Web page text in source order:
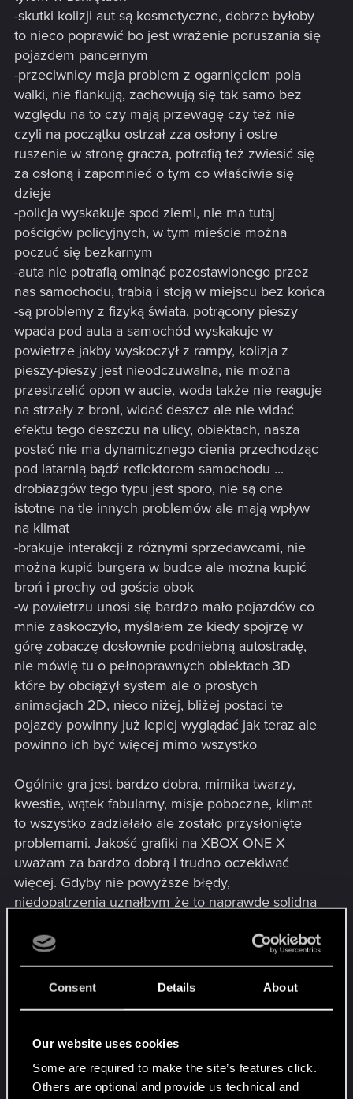
Consent Details About
Our website uses cookies
Some are required to make the site’s features click.
Others are optional and provide us technical and
-skutki kolizji aut są kosmetyczne, dobrze byłoby
to nieco poprawić bo jest wrażenie poruszania się
pojazdem pancernym
-przeciwnicy maja problem z ogarnięciem pola
walki, nie flankują, zachowują się tak samo bez
względu na to czy mają przewagę czy też nie
czyli na początku ostrzał zza osłony i ostre
ruszenie w stronę gracza, potrafią też zwiesić się
za osłoną i zapomnieć o tym co właściwie się
dzieje
-policja wyskakuje spod ziemi, nie ma tutaj
pościgów policyjnych, w tym mieście można
poczuć się bezkarnym
-auta nie potrafią ominąć pozostawionego przez
nas samochodu, trąbią i stoją w miejscu bez końca
-są problemy z fizyką świata, potrącony pieszy
wpada pod auta a samochód wyskakuje w
powietrze jakby wyskoczył z rampy, kolizja z
pieszy-pieszy jest nieodczuwalna, nie można
przestrzelić opon w aucie, woda także nie reaguje
na strzały z broni, widać deszcz ale nie widać
efektu tego deszczu na ulicy, obiektach, nasza
postać nie ma dynamicznego cienia przechodząc
pod latarnią bądź reflektorem samochodu ...
drobiazgów tego typu jest sporo, nie są one
istotne na tle innych problemów ale mają wpływ
na klimat
-brakuje interakcji z różnymi sprzedawcami, nie
można kupić burgera w budce ale można kupić
broń i prochy od gościa obok
-w powietrzu unosi się bardzo mało pojazdów co
mnie zaskoczyło, myślałem że kiedy spojrzę w
górę zobaczę dosłownie podniebną autostradę,
nie mówię tu o pełnoprawnych obiektach 3D
które by obciążył system ale o prostych
animacjach 2D, nieco niżej, bliżej postaci te
pojazdy powinny już lepiej wyglądać jak teraz ale
powinno ich być więcej mimo wszystko
Ogólnie gra jest bardzo dobra, mimika twarzy,
kwestie, wątek fabularny, misje poboczne, klimat
to wszystko zadziałało ale zostało przysłonięte
problemami. Jakość grafiki na XBOX ONE X
uważam za bardzo dobrą i trudno oczekiwać
więcej. Gdyby nie powyższe błędy,
niedopatrzenia uznałbym że to naprawdę solidna
Myślę że większość graczy nie oczekuje tutaj
realizmu na poziomie RDR2, miasto jest tłem
fabularnym ale mimo wszystko odnosi się
fabuła nie jest w stanie tego zatuszować, to są tak
naprawdę standardy gier z otwartym światem i
interakcja z tym światem jest czymś czego się